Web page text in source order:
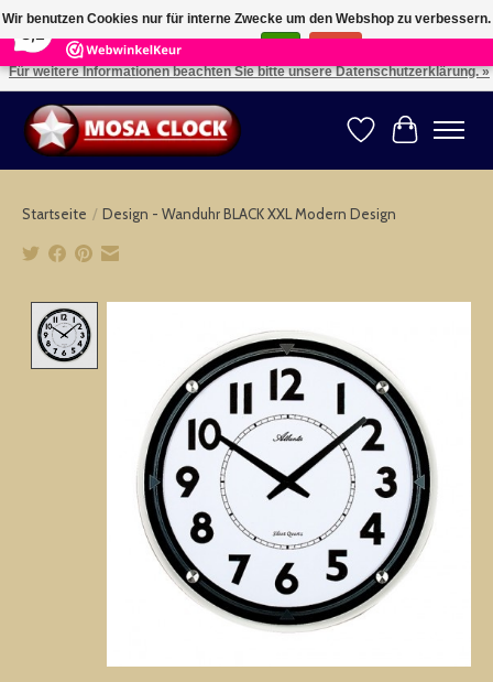
164 Reviews ×
Kies uw taal: NL -- Wählen Sie ihre Sprache: DE -- Choose your language: EN ⇓ ⇒
Wunschzettel
Ihr
Startseite / Design - Wanduhr BLACK XXL Modern Design
Wir benutzen Cookies nur für interne Zwecke um den Webshop zu verbessern.
Ist das in Ordnung?
Für weitere Informationen beachten Sie bitte unsere Datenschutzerklärung. »